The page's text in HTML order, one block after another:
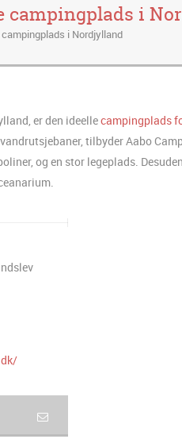
campingplads i
i Nordjylland
er den ideellecampingplads
tilbyder Aabo
og en stor legeplads.